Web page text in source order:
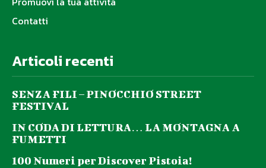
Contatti
Articoli recenti
SENZA FILI – PINOCCHIO STREET
FESTIVAL
IN CODA DI LETTURA… LA MONTAGNA A
FUMETTI
100 Numeri per Discover Pistoia!